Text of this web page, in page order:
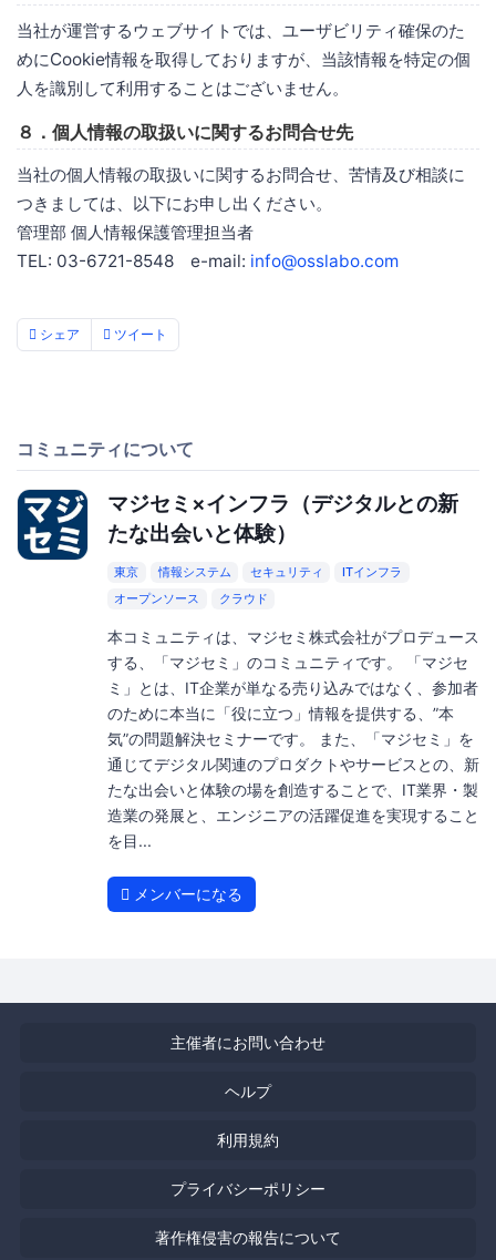
当社が運営するウェブサイトでは、ユーザビリティ確保のた
めにCookie情報を取得しておりますが、当該情報を特定の個
人を識別して利用することはございません。
８．個人情報の取扱いに関するお問合せ先
当社の個人情報の取扱いに関するお問合せ、苦情及び相談に
つきましては、以下にお申し出ください。
管理部 個人情報保護管理担当者
TEL: 03-6721-8548 e-mail: info@osslabo.com
シェア ツイート
コミュニティについて
マジセミ×インフラ（デジタルとの新
たな出会いと体験）
東京 情報システム セキュリティ
ITインフラ
オープンソース
クラウド
本コミュニティは、マジセミ株式会社がプロデュース
する、「マジセミ」のコミュニティです。 「マジセ
ミ」とは、IT企業が単なる売り込みではなく、参加者
のために本当に「役に立つ」情報を提供する、”本
気”の問題解決セミナーです。 また、「マジセミ」を
通じてデジタル関連のプロダクトやサービスとの、新
たな出会いと体験の場を創造することで、IT業界・製
造業の発展と、エンジニアの活躍促進を実現すること
を目...
メンバーになる
主催者にお問い合わせ
ヘルプ
利用規約
プライバシーポリシー
著作権侵害の報告について